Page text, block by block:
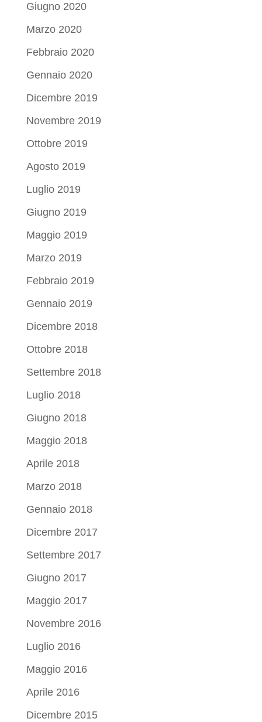
Giugno 2020
Marzo 2020
Febbraio 2020
Gennaio 2020
Dicembre 2019
Novembre 2019
Ottobre 2019
Agosto 2019
Luglio 2019
Giugno 2019
Maggio 2019
Marzo 2019
Febbraio 2019
Gennaio 2019
Dicembre 2018
Ottobre 2018
Settembre 2018
Luglio 2018
Giugno 2018
Maggio 2018
Aprile 2018
Marzo 2018
Gennaio 2018
Dicembre 2017
Settembre 2017
Giugno 2017
Maggio 2017
Novembre 2016
Luglio 2016
Maggio 2016
Aprile 2016
Dicembre 2015